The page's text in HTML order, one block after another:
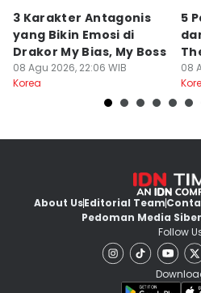
3 Karakter Antagonis
yang Bikin Emosi di
Drakor My Bias, My Boss
08 Agu 2026, 22:06 WIB
Korea
5
08
About UsEditorial Team
Pedoman Media Siber
Follow